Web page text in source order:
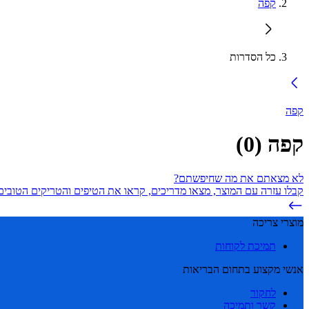
קפה
כל הסדרות
קפה
קפה (
0
)
לא מצאתם את מה שחיפשתם?
קבלו עזרה עם המוצר, מצאו מדריכים, קראו את הטיפים והטריקים
מוצרי צריכה
תמיכת לקוחות
אנשי מקצוע בתחום הבריאות
לחקור
קשר ותמיכה